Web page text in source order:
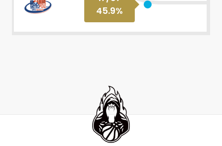
45.9%